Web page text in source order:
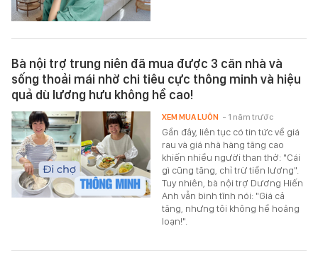
Bà nội trợ trung niên đã mua được 3 căn nhà và
sống thoải mái nhờ chi tiêu cực thông minh và hiệu
quả dù lương hưu không hề cao!
Gần đây, liên tục có tin tức về giá
rau và giá nhà hàng tăng cao
khiến nhiều người than thở: "Cái
gì cũng tăng, chỉ trừ tiền lương".
Tuy nhiên, bà nội trợ Dương Hiến
Anh vẫn bình tĩnh nói: "Giá cả
tăng, nhưng tôi không hề hoảng
loạn!".
XEM MUA LUÔN - 1 năm trước